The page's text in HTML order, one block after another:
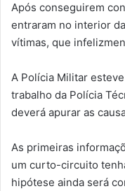
Após conseguirem
entraram no interior
vítimas, que
A Polícia Militar
trabalho da Polícia
deverá apurar as
As primeiras
um curto-circuito
hipótese ainda será